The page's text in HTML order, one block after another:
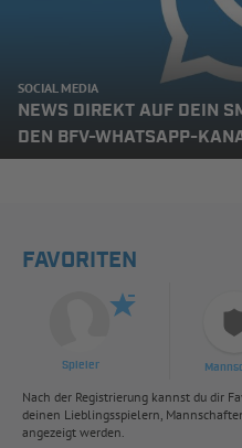
SOCIAL MEDIA
NEWS DIREKT AUF DEIN
DEN BFV-WHATSAPP-
FAVORITEN
Spieler
Nach der Registrierung kannst du dir
deinen Lieblingsspielern,
angezeigt werden.